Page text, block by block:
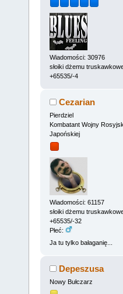
Wiadomości: 30976
słoiki dżemu
+65535/-4
Cezarian
Pierdziel
Kombatant Wojny
Japońskiej
Wiadomości: 61157
słoiki dżemu
+65535/-32
Płeć:
Ja tu tylko bałaganię...
Depeszusa
Nowy Bułczarz